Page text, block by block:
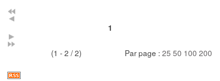
1
(1 - 2 / 2) Par page : 25 50 100 200